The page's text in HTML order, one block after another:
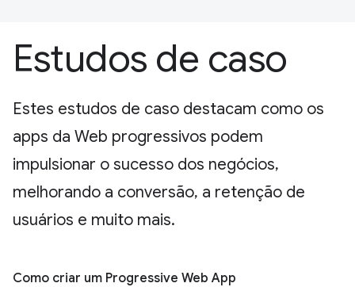
Estudos de caso
Estes estudos de caso destacam como os
apps da Web progressivos podem
impulsionar o sucesso dos negócios,
melhorando a conversão, a retenção de
usuários e muito mais.
Como criar um Progressive Web App